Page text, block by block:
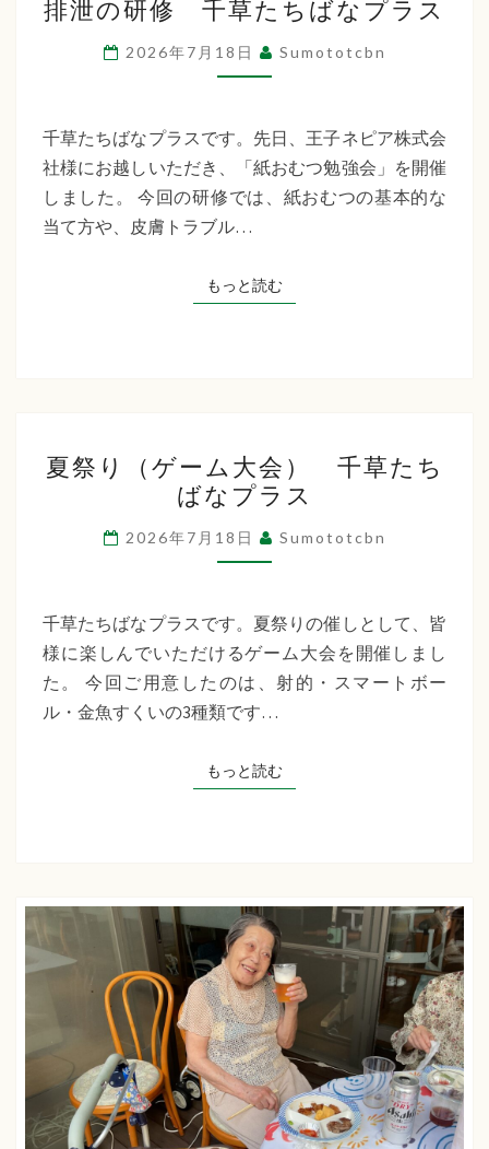
泄
の
研
千
草
た
な
排泄の研修 千草たちばなプラス
2026年7月18日 Sumototcbn
千草たちばなプラスです。先日、王子ネピア株式会
社様にお越しいただき、「紙おむつ勉強会」を開催
しました。 今回の研修では、紙おむつの基本的な
当て方や、皮膚トラブル…
もっと読むもっと読む
祭
り
（ゲ
ー
大
会）
千
草
ち
ス
夏祭り（ゲーム大会） 千草たち
ばなプラス
2026年7月18日 Sumototcbn
千草たちばなプラスです。夏祭りの催しとして、皆
様に楽しんでいただけるゲーム大会を開催しまし
た。 今回ご用意したのは、射的・スマートボー
ル・金魚すくいの3種類です…
もっと読むもっと読む